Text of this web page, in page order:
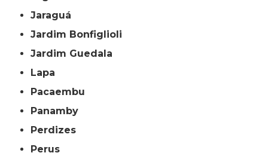
Jaraguá
Jardim Bonfiglioli
Jardim Guedala
Lapa
Pacaembu
Panamby
Perdizes
Perus